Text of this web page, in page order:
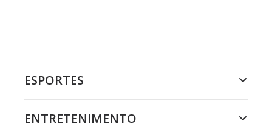
ESPORTES
ENTRETENIMENTO